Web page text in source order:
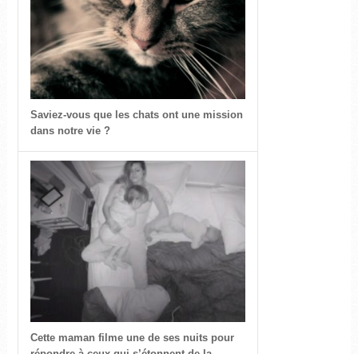
Saviez-vous que les chats ont une mission
dans notre vie ?
Cette maman filme une de ses nuits pour